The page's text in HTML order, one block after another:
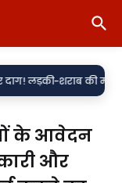
मांग और महिला से
के आवेदन
और